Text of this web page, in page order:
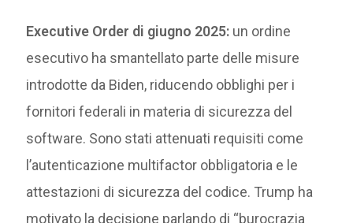
Executive Order di giugno 2025: un ordine
esecutivo ha smantellato parte delle misure
introdotte da Biden, riducendo obblighi per i
fornitori federali in materia di sicurezza del
software. Sono stati attenuati requisiti come
l’autenticazione multifactor obbligatoria e le
attestazioni di sicurezza del codice. Trump ha
motivato la decisione parlando di “burocrazia